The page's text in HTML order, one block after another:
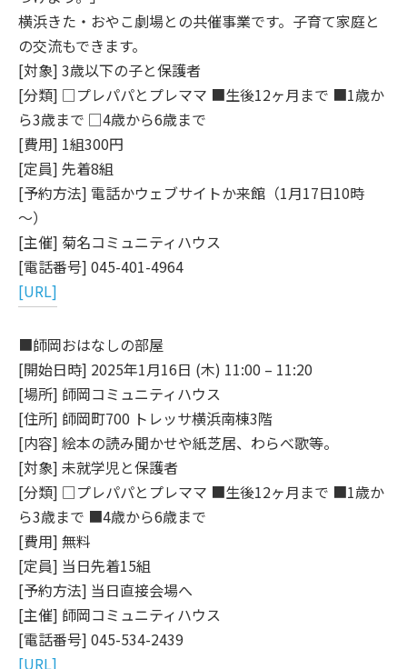
横浜きた・おやこ劇場との共催事業です。子育て家庭と
の交流もできます。
[対象] 3歳以下の子と保護者
[分類] □プレパパとプレママ ■生後12ヶ月まで ■1歳か
ら3歳まで □4歳から6歳まで
[費用] 1組300円
[定員] 先着8組
[予約方法] 電話かウェブサイトか来館（1月17日10時
～）
[主催] 菊名コミュニティハウス
[電話番号] 045-401-4964
[URL]
■師岡おはなしの部屋
[開始日時] 2025年1月16日 (木) 11:00 – 11:20
[場所] 師岡コミュニティハウス
[住所] 師岡町700 トレッサ横浜南棟3階
[内容] 絵本の読み聞かせや紙芝居、わらべ歌等。
[対象] 未就学児と保護者
[分類] □プレパパとプレママ ■生後12ヶ月まで ■1歳か
ら3歳まで ■4歳から6歳まで
[費用] 無料
[定員] 当日先着15組
[予約方法] 当日直接会場へ
[主催] 師岡コミュニティハウス
[電話番号] 045-534-2439
[URL]